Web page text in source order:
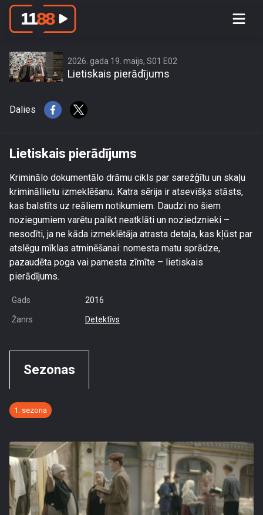
access this content due to your
location or other restrictions set by
country is US and IP address is
216.73.217.143
2026. gada 19. maijs, S01 E02
Lietiskais pierādījums
Dalies
Lietiskais pierādījums
Kriminālo dokumentālo drāmu cikls par sarežģītu un skaļu
krimināllietu izmeklēšanu. Katra sērija ir atsevišķs stāsts,
kas balstīts uz reāliem notikumiem. Daudzi no šiem
noziegumiem varētu palikt neatklāti un noziedznieki –
nesodīti, ja ne kāda izmeklētāja atrasta detaļa, kas kļūst par
atslēgu mīklas atminēšanai: nomesta matu sprādze,
pazaudēta poga vai pamesta zīmīte – lietiskais
pierādījums.
Gads 2016
Žanrs Detektīvs
Sezonas
1. sezona